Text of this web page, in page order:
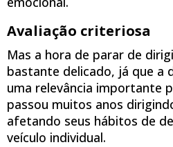
Avaliação criteriosa
Mas a hora de parar de
bastante delicado, já que a
uma relevância importante
passou muitos anos
afetando seus hábitos de
veículo individual.